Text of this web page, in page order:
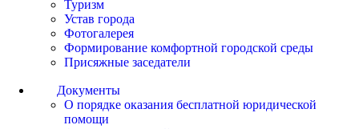
Туризм
Устав города
Фотогалерея
Формирование комфортной городской среды
Присяжные заседатели
Документы
О порядке оказания бесплатной юридической
помощи